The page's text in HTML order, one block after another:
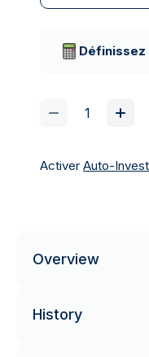
Activer Auto-
Overview
History